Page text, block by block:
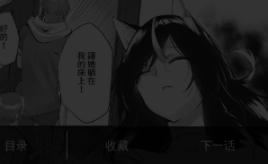
目录 收藏 下一话